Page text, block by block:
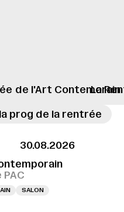
de l'Art Contemorain
La
prog de la rentrée
28.08.2026 À 16H
30.08.2026
SALON